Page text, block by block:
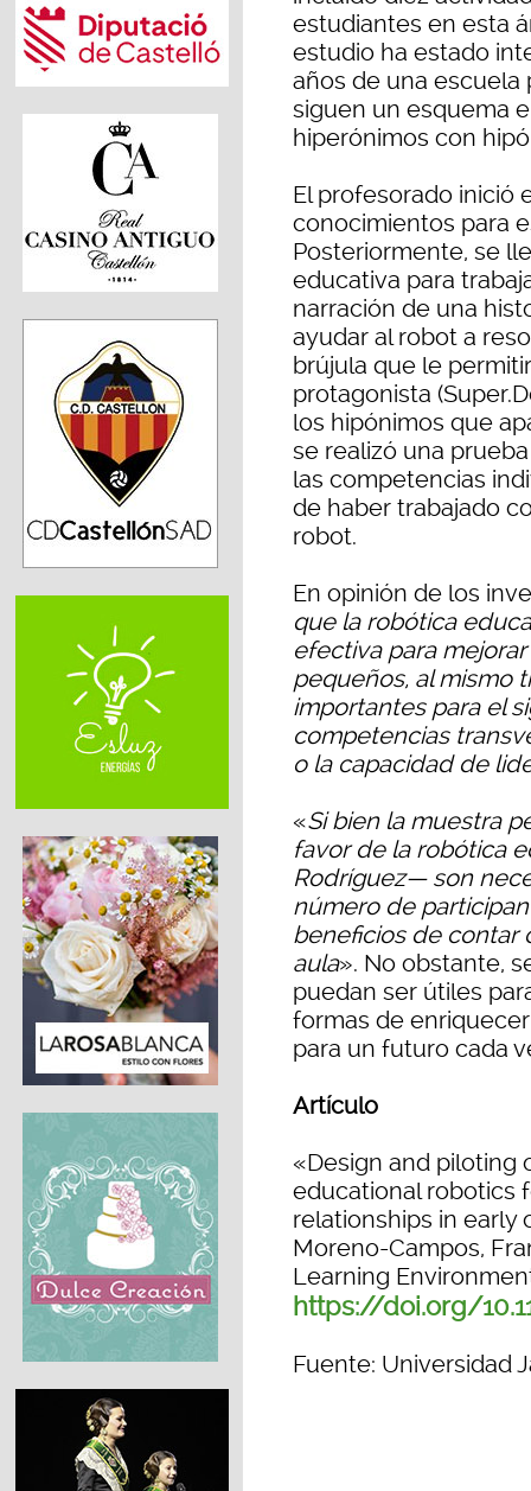
estudiantes en esta
estudio ha estado
años de una escuela
siguen un esquema
hiperónimos con
El profesorado inició
conocimientos para
Posteriormente, se
educativa para
narración de una
ayudar al robot a
brújula que le
protagonista
los hipónimos que
se realizó una
las competencias
de haber trabajado
robot.
En opinión de los
que la robótica
efectiva para
pequeños, al mismo
importantes para el
competencias
o la capacidad de
«Si bien la muestra
favor de la robótica
Rodríguez— son
número de
beneficios de contar
aula». No obstante,
puedan ser útiles
formas de
para un futuro cada
Artículo
«Design and piloting
educational robotics
relationships in early
Moreno-Campos,
Learning
https://doi.org/
Fuente: Universidad